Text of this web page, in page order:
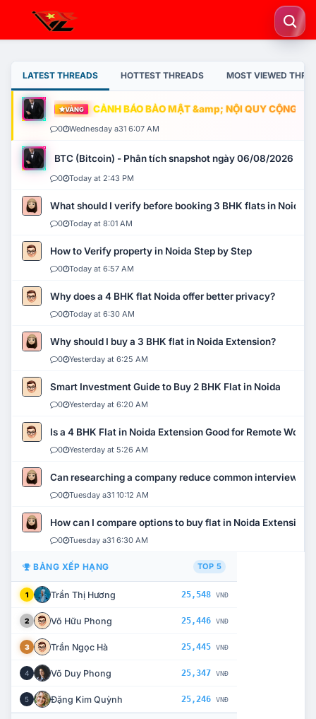
LATEST THREADS HOTTEST THREADS MOST VIEWED
VÀNG CẢNH BÁO BẢO MẬT &amp; NỘI QUY CỘNG
0 Wednesday a31 6:07 AM
BTC (Bitcoin) - Phân tích snapshot ngày 06/08/2026
0 Today at 2:43 PM
What should I verify before booking 3 BHK flats in Noida?
0 Today at 8:01 AM
How to Verify property in Noida Step by Step
0 Today at 6:57 AM
Why does a 4 BHK flat Noida offer better privacy?
0 Today at 6:30 AM
Why should I buy a 3 BHK flat in Noida Extension?
0 Yesterday at 6:25 AM
Smart Investment Guide to Buy 2 BHK Flat in Noida
0 Yesterday at 6:20 AM
Is a 4 BHK Flat in Noida Extension Good for Remote Work?
0 Yesterday at 5:26 AM
Can researching a company reduce common interview
0 Tuesday a31 10:12 AM
How can I compare options to buy flat in Noida Extension?
0 Tuesday a31 6:30 AM
BẢNG XẾP HẠNG TOP 5
1 Trần Thị Hương 25,548 VNĐ
2 Võ Hữu Phong 25,446 VNĐ
3 Trần Ngọc Hà 25,445 VNĐ
4 Võ Duy Phong 25,347 VNĐ
5 Đặng Kim Quỳnh 25,246 VNĐ